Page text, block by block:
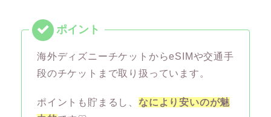
海外ディズニーチケットからeSIMや交通手
段のチケットまで取り扱っています。
ポイントも貯まるし、 なにより安いのが魅